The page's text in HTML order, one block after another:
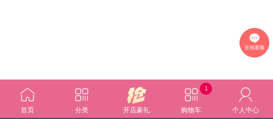
首页 分类 开店豪礼 购物车
1
个人中心